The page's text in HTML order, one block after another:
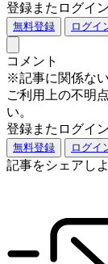
登録またログイ
無料登録 ログイ
コメント
※記事に関係な
ご利用上の不明
い。
登録またログイ
無料登録 ログイ
記事をシェアし